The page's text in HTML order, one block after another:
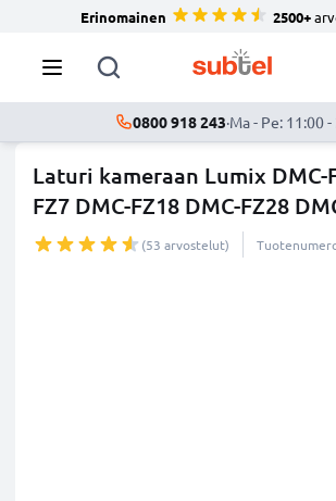
Erinomainen 2500+
0800 918 243·Ma - Pe: 11:00
Laturi kameraan Lumix DMC-
FZ7 DMC-FZ18 DMC-FZ28
(53 arvostelut)